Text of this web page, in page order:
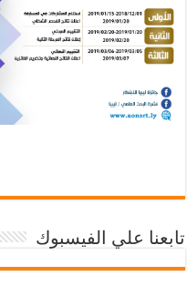
تابعنا علي الفيسبوك